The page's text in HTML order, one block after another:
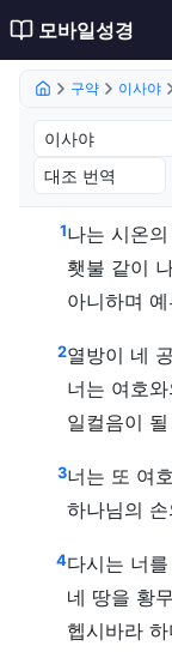
모바일성경
구약 이사야
이사야
1나는 시온
횃불 같이
아니하며
2열방이 네
너는 여호
일컬음이
3너는 또 여
하나님의
4다시는 너
네 땅을 황
헵시바라